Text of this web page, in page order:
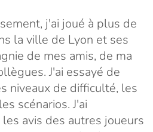
j'ai joué à plus de
la ville de Lyon et ses
de mes amis, de ma
J'ai essayé de
niveaux de difficulté, les
scénarios. J'ai
avis des autres joueurs